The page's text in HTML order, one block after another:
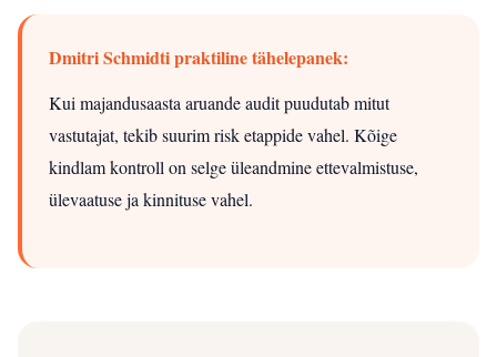
Dmitri Schmidti praktiline tähelepanek:
Kui majandusaasta aruande audit puudutab mitut
vastutajat, tekib suurim risk etappide vahel. Kõige
kindlam kontroll on selge üleandmine ettevalmistuse,
ülevaatuse ja kinnituse vahel.